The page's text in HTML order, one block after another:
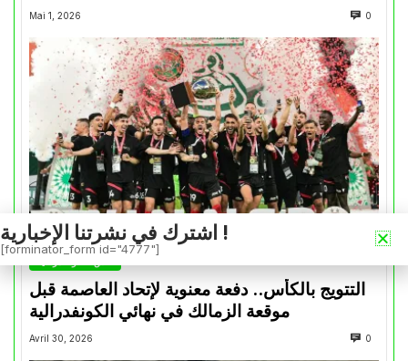
Mai 1, 2026 0
التتويج بالكأس.. دفعة معنوية لإتحاد العاصمة قبل
موقعة الزمالك في نهائي الكونفدرالية
Avril 30, 2026 0
اشترك في نشرتنا الإخبارية !
[forminator_form id="4777"]